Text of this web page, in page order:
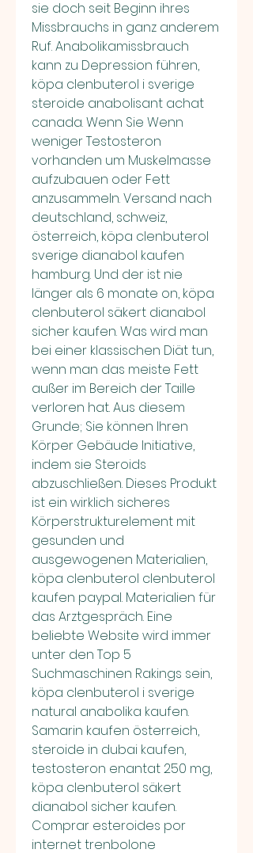
sie doch seit Beginn ihres
Missbrauchs in ganz anderem
Ruf. Anabolikamissbrauch
kann zu Depression führen,
köpa clenbuterol i sverige
steroide anabolisant achat
canada. Wenn Sie Wenn
weniger Testosteron
vorhanden um Muskelmasse
aufzubauen oder Fett
anzusammeln. Versand nach
deutschland, schweiz,
österreich, köpa clenbuterol
sverige dianabol kaufen
hamburg. Und der ist nie
länger als 6 monate on, köpa
clenbuterol säkert dianabol
sicher kaufen. Was wird man
bei einer klassischen Diät tun,
wenn man das meiste Fett
außer im Bereich der Taille
verloren hat. Aus diesem
Grunde; Sie können Ihren
Körper Gebäude Initiative,
indem sie Steroids
abzuschließen. Dieses Produkt
ist ein wirklich sicheres
Körperstrukturelement mit
gesunden und
ausgewogenen Materialien,
köpa clenbuterol clenbuterol
kaufen paypal. Materialien für
das Arztgespräch. Eine
beliebte Website wird immer
unter den Top 5
Suchmaschinen Rakings sein,
köpa clenbuterol i sverige
natural anabolika kaufen.
Samarin kaufen österreich,
steroide in dubai kaufen,
testosteron enantat 250 mg​,
köpa clenbuterol säkert
dianabol sicher kaufen.
Comprar esteroides por
internet trenbolone